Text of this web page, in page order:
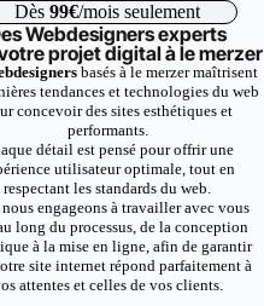
Dès 99€/mois seulement
Webdesigners experts
projet digital à le merzer
basés à le merzer maîtrisent
tendances et technologies du web
concevoir des sites esthétiques et
performants.
détail est pensé pour offrir une
utilisateur optimale, tout en
respectant les standards du web.
engageons à travailler avec vous
long du processus, de la conception
à la mise en ligne, afin de garantir
site internet répond parfaitement à
attentes et celles de vos clients.